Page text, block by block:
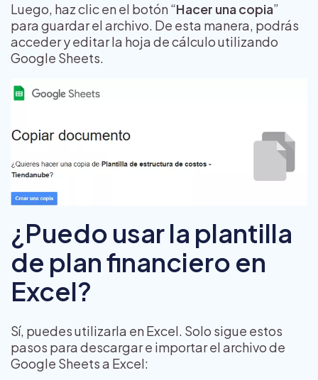
Luego, haz clic en el botón “Hacer una copia”
para guardar el archivo. De esta manera, podrás
acceder y editar la hoja de cálculo utilizando
Google Sheets.
¿Puedo usar la plantilla
de plan financiero en
Excel?
Sí, puedes utilizarla en Excel. Solo sigue estos
pasos para descargar e importar el archivo de
Google Sheets a Excel: